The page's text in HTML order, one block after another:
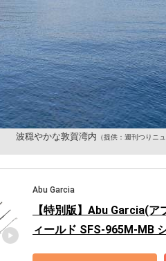
波穏やかな敦賀湾内 （提供：週刊つりニ
Abu Garcia
【特別版】Abu Garcia(
ィールド SFS-965M-MB